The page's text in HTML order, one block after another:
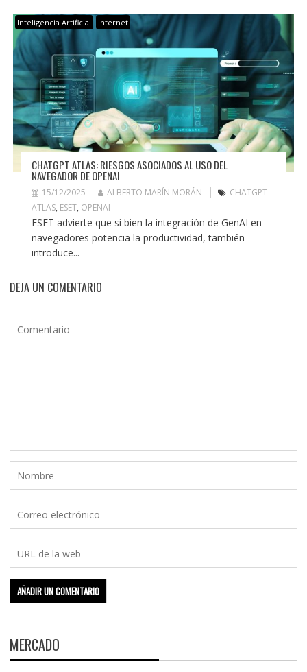
Inteligencia Artificial Internet
CHATGPT ATLAS: RIESGOS ASOCIADOS AL USO DEL
NAVEGADOR DE OPENAI
15/12/2025 ALBERTO MARÍN MORÁN
CHATGPT
ATLAS, ESET, OPENAI
ESET advierte que si bien la integración de GenAI en
navegadores potencia la productividad, también
introduce...
DEJA UN COMENTARIO
MERCADO